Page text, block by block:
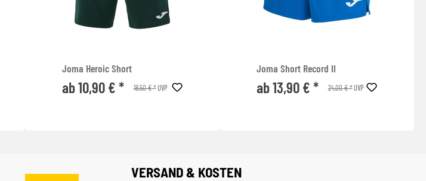
Joma Heroic Short
ab 10,90 € * 18,50 € *UVP
Joma Short Record II
ab 13,90 € * 24,00 € *UVP
VERSAND & KOSTEN